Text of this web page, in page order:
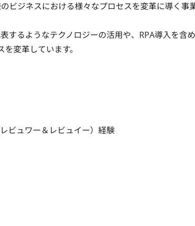
ビジネスにおける様々なプロセスを変革に導く事
するようなテクノロジーの活用や、RPA導入を含
変革しています。
ビュワー＆レビュイー）経験